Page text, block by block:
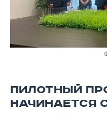
НЕФТЕХИМИЯ
НЕФТЬ
ОПК
РОЗНИЧНАЯ ТОРГОВЛЯ
ТРАНСПОРТ
НОВОСТИ ТЕХНОЛОГИЙ
IT
ТЕЛЕКОММУНИКАЦИИ
МЕРОПРИЯТИЯ
НОВОСТИ
БИЗНЕС-БРАНЧИ
СПОРТ
ФУТБОЛ
НОВОСТИ ОБЩЕСТВА
ФОТОГАЛЕРЕЯ
ПИЛОТНЫЙ
НАЧИНАЕТСЯ